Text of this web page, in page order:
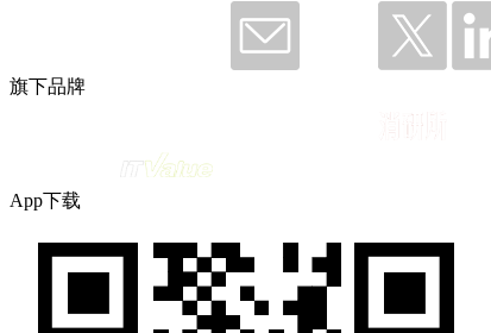
旗下品牌
App下载